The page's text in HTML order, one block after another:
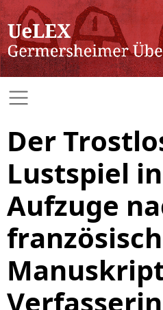
Der
Lustspiel
Aufzuge